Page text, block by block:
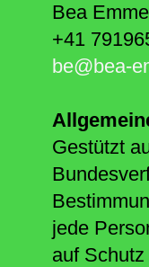
Bea
+41
be@bea-
Gestützt
jede
auf